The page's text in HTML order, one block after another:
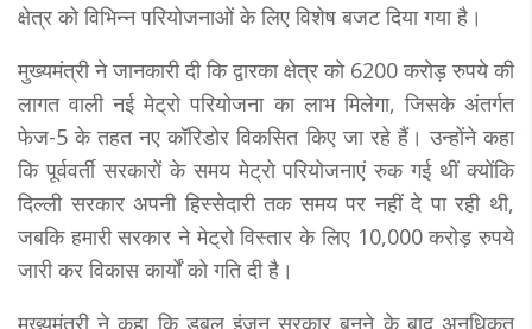
क्षेत्र को विभिन्न परियोजनाओं के लिए विशेष बजट दिया गया है।
मुख्यमंत्री ने जानकारी दी कि द्वारका क्षेत्र को 6200 करोड़ रुपये की
लागत वाली नई मेट्रो परियोजना का लाभ मिलेगा, जिसके अंतर्गत
फेज-5 के तहत नए कॉरिडोर विकसित किए जा रहे हैं। उन्होंने कहा
कि पूर्ववर्ती सरकारों के समय मेट्रो परियोजनाएं रुक गई थीं क्योंकि
दिल्ली सरकार अपनी हिस्सेदारी तक समय पर नहीं दे पा रही थी,
जबकि हमारी सरकार ने मेट्रो विस्तार के लिए 10,000 करोड़ रुपये
जारी कर विकास कार्यों को गति दी है।
मुख्यमंत्री ने कहा कि डबल इंजन सरकार बनने के बाद अनधिकृत